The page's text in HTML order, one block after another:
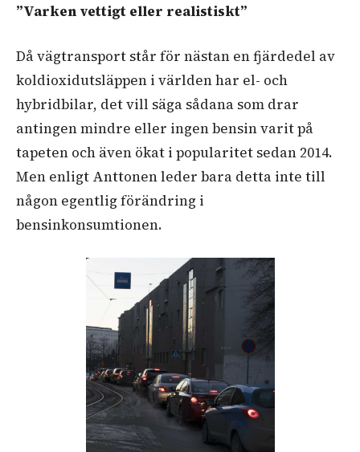
”Varken vettigt eller realistiskt”
Då vägtransport står för nästan en fjärdedel av
koldioxidutsläppen i världen har el- och
hybridbilar, det vill säga sådana som drar
antingen mindre eller ingen bensin varit på
tapeten och även ökat i popularitet sedan 2014.
Men enligt Anttonen leder bara detta inte till
någon egentlig förändring i
bensinkonsumtionen.